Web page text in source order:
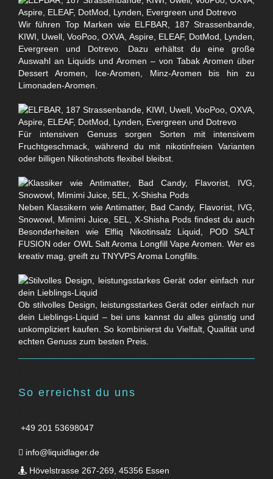
Wir führen Top Marken wie ELFBAR, 187 Strassenbande,
KIWI, Uwell, VooPoo, OXVA, Aspire, ELEAF, DotMod, Lynden,
Evergreen und Dotrevo. Dazu erhältst du eine große
Auswahl an Liquids und Aromen – von Tabak Aromen über
Dessert Aromen, Ice-Aromen, Minz-Aromen bis hin zu
Limonaden-Aromen.
Für intensiven Genuss sorgen Sorten mit intensivem
Fruchtgeschmack, während du mit nikotinfreien Varianten
oder billigen Nikotinshots flexibel bleibst.
Neben Klassikern wie Antimatter, Bad Candy, Flavorist, IVG,
Snowowl, Mimimi Juice, 5EL, X-Shisha Pods findest du auch
Besonderheiten wie Elfliq Nikotinsalz Liquid, POD SALT
FUSION oder OWL Salt Aroma Longfill Vape Aromen. Wer es
kreativ mag, greift zu TNYVPS Aroma Longfills.
Ob stilvolles Design, leistungsstarkes Gerät oder einfach nur
dein Lieblings-Liquid – bei uns kannst du alles günstig und
unkompliziert kaufen. So kombinierst du Vielfalt, Qualität und
echten Genuss zum besten Preis.
So erreichst du uns
+49 201 53698047
info@liquidlager.de
Hövelstrasse 267-269, 45356 Essen